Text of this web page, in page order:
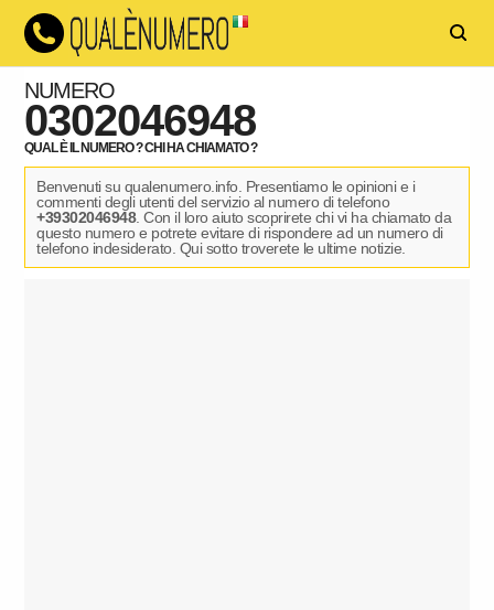
NUMERO
0302046948
QUAL È IL NUMERO ? CHI HA CHIAMATO ?
Benvenuti su qualenumero.info. Presentiamo le opinioni e i
commenti degli utenti del servizio al numero di telefono
+39302046948. Con il loro aiuto scoprirete chi vi ha chiamato da
questo numero e potrete evitare di rispondere ad un numero di
telefono indesiderato. Qui sotto troverete le ultime notizie.